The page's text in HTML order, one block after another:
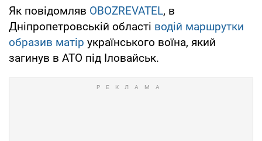
Як повідомляв OBOZREVATEL, в
Дніпропетровській області водій маршрутки
образив матір українського воїна, який
загинув в АТО під Іловайськ.